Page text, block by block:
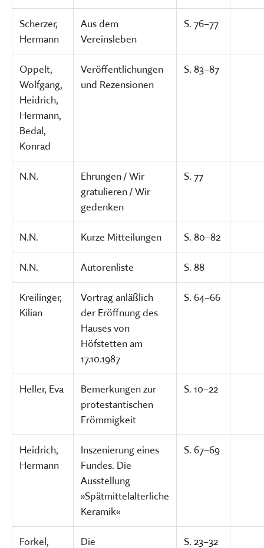
Scherzer,
Hermann
Aus dem
Vereinsleben
S. 76–77
Oppelt,
Wolfgang,
Heidrich,
Hermann,
Bedal,
Konrad
Veröffentlichungen
und Rezensionen
S. 83–87
N.N.
Ehrungen / Wir
gratulieren / Wir
gedenken
S. 77
N.N. Kurze Mitteilungen S. 80–82
N.N. Autorenliste S. 88
Kreilinger,
Kilian
Vortrag anläßlich
der Eröffnung des
Hauses von
Höfstetten am
17.10.1987
S. 64–66
Heller, Eva
Bemerkungen zur
protestantischen
Frömmigkeit
S. 10–22
Heidrich,
Hermann
Inszenierung eines
Fundes. Die
Ausstellung
»Spätmittelalterliche
Keramik«
S. 67–69
Forkel,
Die
S. 23–32